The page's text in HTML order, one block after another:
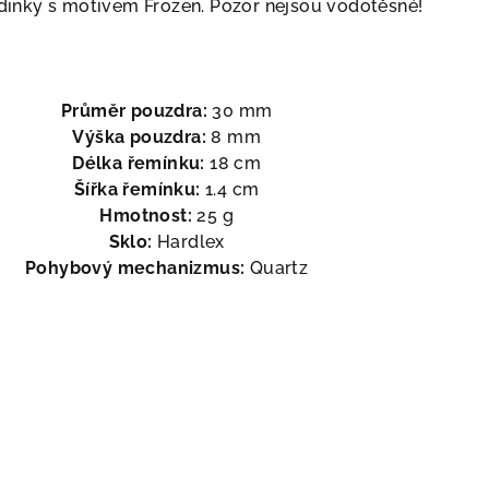
s motivem Frozen. Pozor nejsou vodotěsné!
Průměr pouzdra: 30 mm
Výška pouzdra: 8 mm
Délka řemínku: 18 cm
Šířka řemínku: 1.4 cm
Hmotnost: 25 g
Sklo: Hardlex
Pohybový mechanizmus: Quartz